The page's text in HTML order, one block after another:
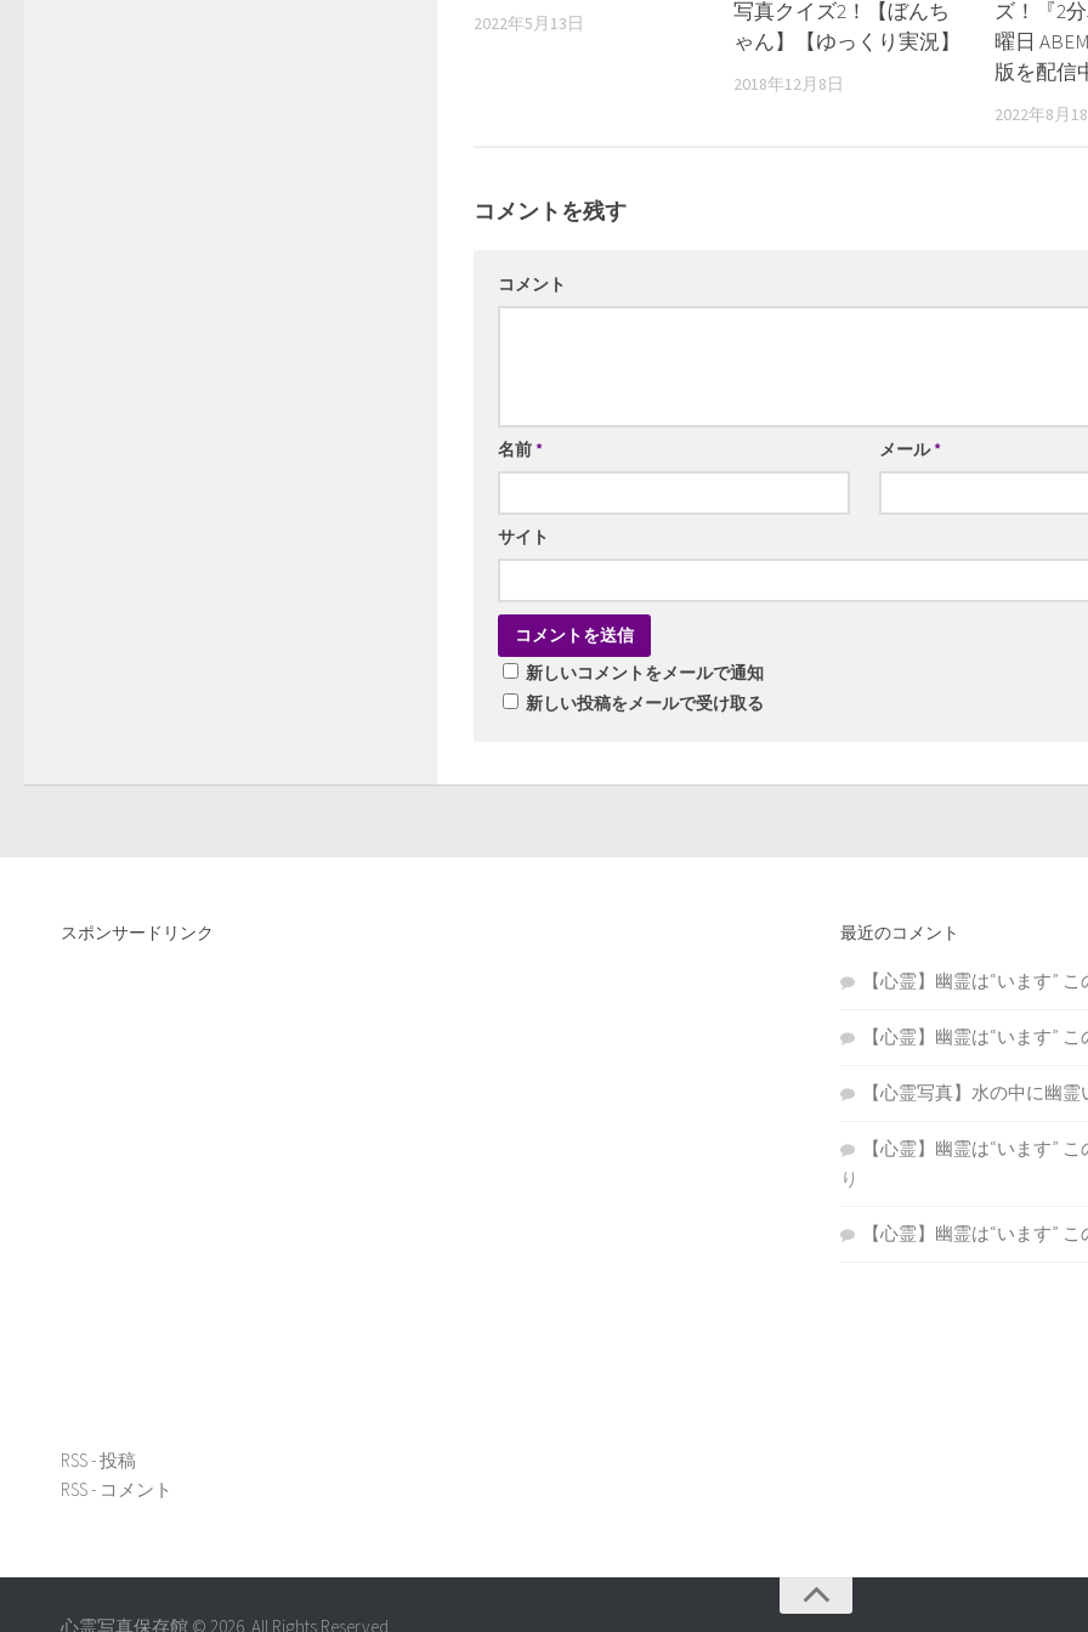
2022年5月13日
写真クイズ2！【ぼんち
ゃん】【ゆっくり実況】
2018年12月8日
ズ！『2
曜日
版を配信
2022年8月
コメントを残す
コメント
名前* メール*
サイト
新しいコメントをメールで通知
新しい投稿をメールで受け取る
スポンサードリンク
RSS - 投稿
RSS - コメント
最近のコメント
【心霊】幽霊は“います”
【心霊】幽霊は“います”
【心霊写真】水の中に幽
【心霊】幽霊は“います”
り
【心霊】幽霊は“います”
心霊写真保存館 © 2026. All Rights Reserved.